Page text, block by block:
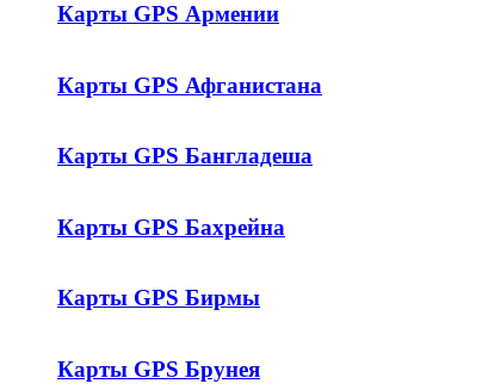
Карты GPS Армении
Карты GPS Афганистана
Карты GPS Бангладеша
Карты GPS Бахрейна
Карты GPS Бирмы
Карты GPS Брунея